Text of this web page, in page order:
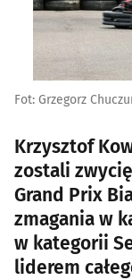
Fot: Grzegorz
Krzysztof
zostali
Grand Prix
zmagania w
w kategorii
liderem